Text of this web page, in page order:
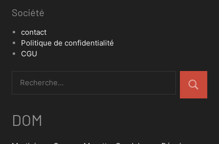
Société
contact
Politique de confidentialité
CGU
DOM